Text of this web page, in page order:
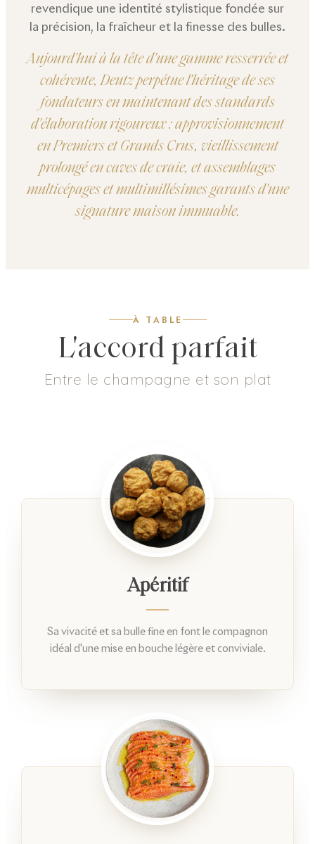
revendique une identité stylistique fondée sur
la précision, la fraîcheur et la finesse des bulles.
Aujourd'hui à la tête d'une gamme resserrée et
cohérente, Deutz perpétue l'héritage de ses
fondateurs en maintenant des standards
d'élaboration rigoureux : approvisionnement
en Premiers et Grands Crus, vieillissement
prolongé en caves de craie, et assemblages
multicépages et multimillésimes garants d'une
signature maison immuable.
À TABLE
L'accord parfait
Entre le champagne et son plat
Apéritif
Sa vivacité et sa bulle fine en font le compagnon
idéal d'une mise en bouche légère et conviviale.